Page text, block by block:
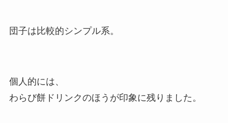
団子は比較的シンプル系。
個人的には、
わらび餅ドリンクのほうが印象に残りました。